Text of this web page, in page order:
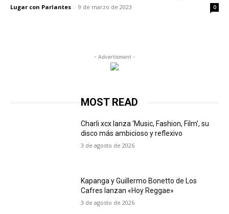
Lugar con Parlantes - 9 de marzo de 2023 0
- Advertisment -
MOST READ
Charli xcx lanza ‘Music, Fashion, Film’, su
disco más ambicioso y reflexivo
3 de agosto de 2026
Kapanga y Guillermo Bonetto de Los
Cafres lanzan «Hoy Reggae»
3 de agosto de 2026